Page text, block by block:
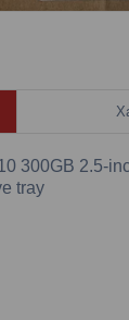
300GB 2.5-
tray